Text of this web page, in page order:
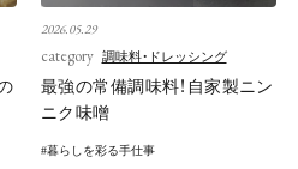
2026.05.29
category 調味料・ドレッシング
最強の常備調味料！自家製ニン
ニク味噌
暮らしを彩る手仕事